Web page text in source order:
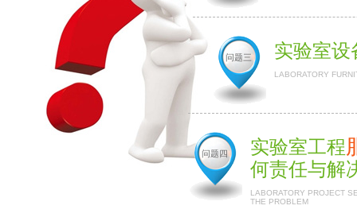
问题三 实验室设
LABORATORY
问题四 实验室工程
何责任与解
LABORATORY PROJECT
THE PROBLEM